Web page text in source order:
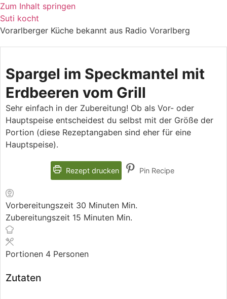
Zum Inhalt springen
Suti kocht
Vorarlberger Küche bekannt aus Radio Vorarlberg
Spargel im Speckmantel mit
Erdbeeren vom Grill
Sehr einfach in der Zubereitung! Ob als Vor- oder
Hauptspeise entscheidest du selbst mit der Größe der
Portion (diese Rezeptangaben sind eher für eine
Hauptspeise).
Rezept drucken Pin Recipe
Vorbereitungszeit 30 Minuten Min.
Zubereitungszeit 15 Minuten Min.
Portionen 4 Personen
Zutaten